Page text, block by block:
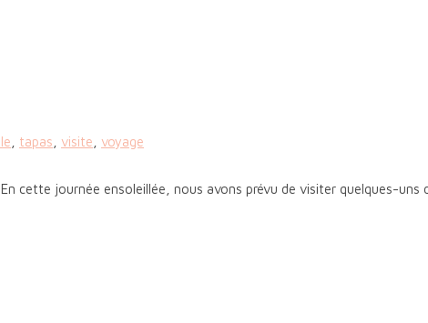
tapas visite voyage
cette journée ensoleillée, nous avons prévu de visiter quelques-uns